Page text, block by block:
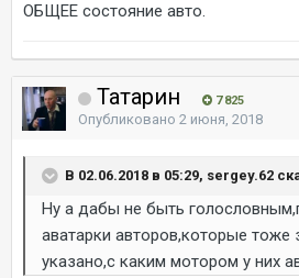
ОБЩЕЕ состояние авто.
Татарин 7 825
Опубликовано 2 июня, 2018
В 02.06.2018 в 05:29, sergey.62
Ну а дабы не быть
аватарки авторов,которые тоже
указано,с каким мотором у них